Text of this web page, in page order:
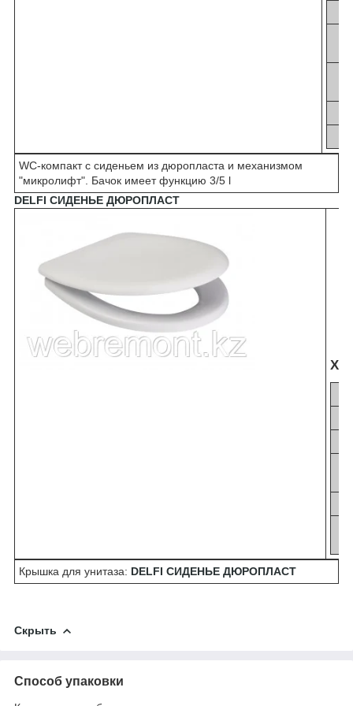
WC-компакт с сиденьем из дюропласта и механизмом
"микролифт". Бачок имеет функцию 3/5 l
DELFI СИДЕНЬЕ ДЮРОПЛАСТ
Крышка для унитаза: DELFI СИДЕНЬЕ ДЮРОПЛАСТ
Скрыть
Способ упаковки